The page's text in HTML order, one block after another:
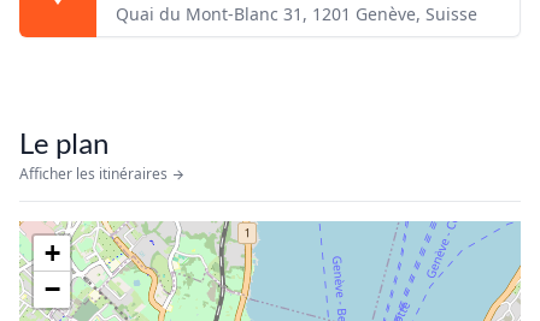
Quai du Mont-Blanc 31, 1201 Genève, Suisse
Le plan
Afficher les itinéraires
+
−